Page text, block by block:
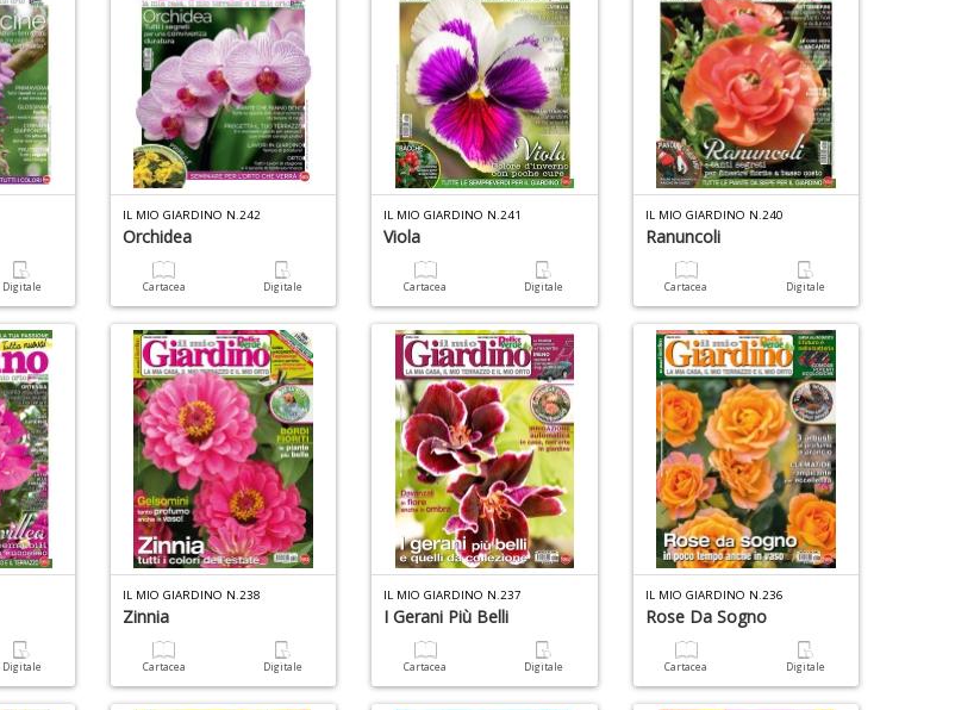
Digitale
IL MIO GIARDINO N.242
Orchidea
Cartacea Digitale
IL MIO GIARDINO N.241
Viola
Cartacea Digitale
IL MIO GIARDINO N.240
Ranuncoli
Cartacea Digitale
Digitale
IL MIO GIARDINO N.238
Zinnia
Cartacea Digitale
IL MIO GIARDINO N.237
I Gerani Più Belli
Cartacea Digitale
IL MIO GIARDINO N.236
Rose Da Sogno
Cartacea Digitale